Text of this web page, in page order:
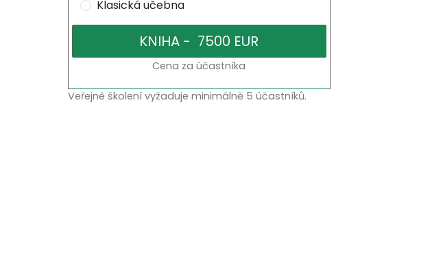
Klasická učebna
Cena za účastníka
Veřejné školení vyžaduje minimálně 5 účastníků.